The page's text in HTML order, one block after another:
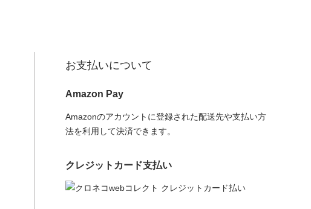
お支払いについて
Amazon Pay
Amazonのアカウントに登録された配送先や支払い方
法を利用して決済できます。
クレジットカード支払い